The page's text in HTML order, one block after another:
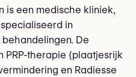
is een medische kliniek,
in
De
PRP-therapie (plaatjesrijk
en Radiesse